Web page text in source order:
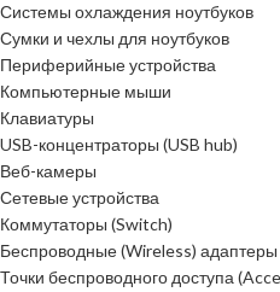
Системы охлаждения ноутбуков
Сумки и чехлы для ноутбуков
Периферийные устройства
Компьютерные мыши
Клавиатуры
USB-концентраторы (USB hub)
Веб-камеры
Сетевые устройства
Коммутаторы (Switch)
Беспроводные (Wireless) адаптеры
Точки беспроводного доступа